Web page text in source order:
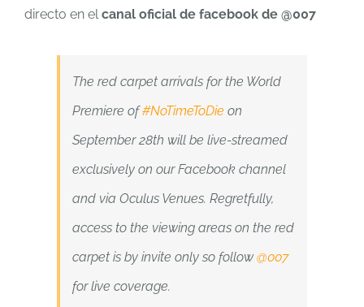
directo en el canal oficial de facebook de @007
The red carpet arrivals for the World
Premiere of#NoTimeToDie on
September 28th will be live-streamed
exclusively on our Facebook channel
and via Oculus Venues. Regretfully,
access to the viewing areas on the red
carpet is by invite only so follow @007
for live coverage.